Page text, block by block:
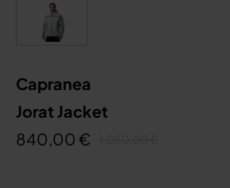
Capranea
Jorat Jacket
840,00 €